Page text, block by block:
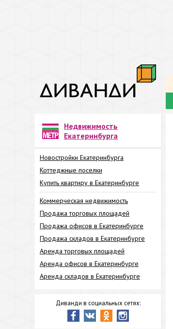
Недвижимость
Екатеринбурга
Новостройки Екатеринбурга
Коттеджные поселки
Купить квартиру в Екатеринбурге
Коммерческая недвижимость
Продажа торговых площадей
Продажа офисов в Екатеринбурге
Продажа складов в Екатеринбурге
Аренда торговых площадей
Аренда офисов в Екатеринбурге
Аренда складов в Екатеринбурге
Диванди в социальных сетях: